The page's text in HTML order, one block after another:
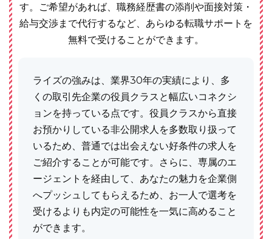
す。ご希望があれば、職務経歴書の添削や面接対策・
給与交渉まで代行するなど、あらゆる転職サポートを
無料で受けることができます。
ライズの強みは、業界30年の実績により、多
くの取引先企業の役員クラスと幅広いコネクシ
ョンを持っている点です。役員クラスから直接
お預かりしている非公開求人を多数取り扱って
いるため、普通では出会えない好条件の求人を
ご紹介することが可能です。さらに、専属のエ
ージェントを経由して、あなたの魅力を企業側
へプッシュしてもらえるため、お一人で選考を
受けるよりも内定の可能性を一気に高めること
ができます。